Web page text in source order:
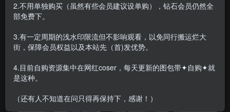
2.不用单独购买（虽然有些会员建议设单购），钻石会员仍然全
部免费下。
3.有一定周期的浅水印限流但不影响观看，以免同行搬运烂大
街，保障会员权益以及本站先（首)发优势。
4.目前自购资源集中在网红coser，每天更新的图包带✦自购✦就
是这种。
（还有人不知道在问只得再保持下，感谢！）